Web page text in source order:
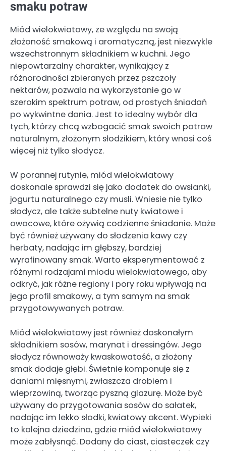
smaku potraw
Miód wielokwiatowy, ze względu na swoją
złożoność smakową i aromatyczną, jest niezwykle
wszechstronnym składnikiem w kuchni. Jego
niepowtarzalny charakter, wynikający z
różnorodności zbieranych przez pszczoły
nektarów, pozwala na wykorzystanie go w
szerokim spektrum potraw, od prostych śniadań
po wykwintne dania. Jest to idealny wybór dla
tych, którzy chcą wzbogacić smak swoich potraw
naturalnym, złożonym słodzikiem, który wnosi coś
więcej niż tylko słodycz.
W porannej rutynie, miód wielokwiatowy
doskonale sprawdzi się jako dodatek do owsianki,
jogurtu naturalnego czy musli. Wniesie nie tylko
słodycz, ale także subtelne nuty kwiatowe i
owocowe, które ożywią codzienne śniadanie. Może
być również używany do słodzenia kawy czy
herbaty, nadając im głębszy, bardziej
wyrafinowany smak. Warto eksperymentować z
różnymi rodzajami miodu wielokwiatowego, aby
odkryć, jak różne regiony i pory roku wpływają na
jego profil smakowy, a tym samym na smak
przygotowywanych potraw.
Miód wielokwiatowy jest również doskonałym
składnikiem sosów, marynat i dressingów. Jego
słodycz równoważy kwaskowatość, a złożony
smak dodaje głębi. Świetnie komponuje się z
daniami mięsnymi, zwłaszcza drobiem i
wieprzowiną, tworząc pyszną glazurę. Może być
używany do przygotowania sosów do sałatek,
nadając im lekko słodki, kwiatowy akcent. Wypieki
to kolejna dziedzina, gdzie miód wielokwiatowy
może zabłysnąć. Dodany do ciast, ciasteczek czy